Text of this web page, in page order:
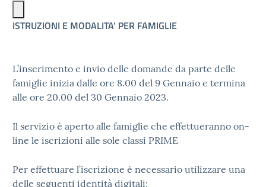
ISTRUZIONI E MODALITA’ PER FAMIGLIE
L’inserimento e invio delle domande da parte delle
famiglie inizia dalle ore 8.00 del 9 Gennaio e termina
alle ore 20.00 del 30 Gennaio 2023.
Il servizio è aperto alle famiglie che effettueranno on-
line le iscrizioni alle sole classi PRIME
Per effettuare l’iscrizione è necessario utilizzare una
delle seguenti identità digitali: